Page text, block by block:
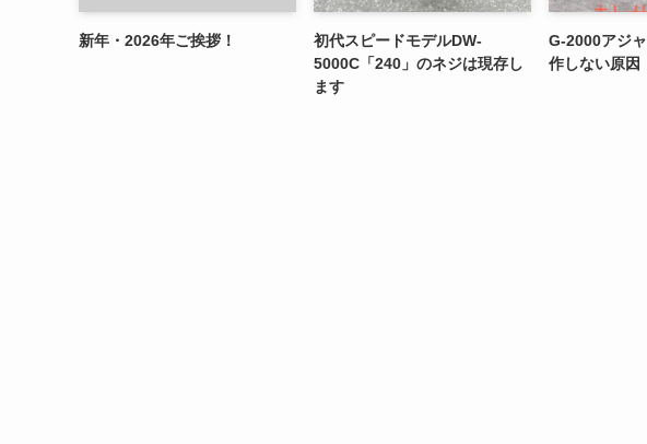
新年・2026年ご挨拶！
初代スピードモデルDW-
5000C「240」のネジは現存し
ます
G-2000アジ
作しない原因